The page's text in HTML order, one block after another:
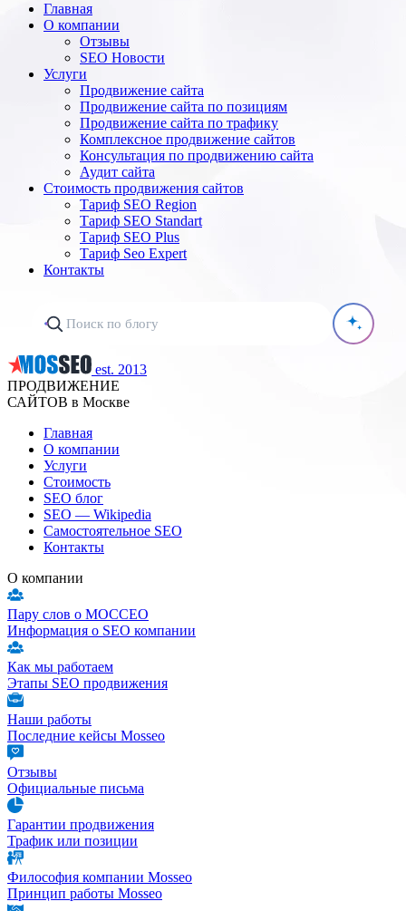
Главная
О компании
Отзывы
SEO Новости
Услуги
Продвижение сайта
Продвижение сайта по позициям
Продвижение сайта по трафику
Комплексное продвижение сайтов
Консультация по продвижению сайта
Аудит сайта
Стоимость продвижения сайтов
Тариф SEO Region
Тариф SEO Standart
Тариф SEO Plus
Тариф Seo Expert
Контакты
est. 2013
ПРОДВИЖЕНИЕ
САЙТОВ в Москве
Главная
О компании
Услуги
Стоимость
SEO блог
SEO — Wikipedia
Самостоятельное SEO
Контакты
О компании
Пару слов о МОССЕО
Информация о SEO компании
Как мы работаем
Этапы SEO продвижения
Наши работы
Последние кейсы Mosseo
Отзывы
Официальные письма
Гарантии продвижения
Трафик или позиции
Философия компании Mosseo
Принцип работы Mosseo